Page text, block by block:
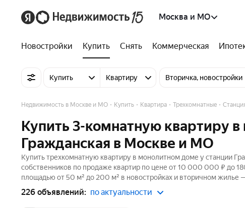
Москва и МО
Новостройки Купить Снять Коммерческая
Купить Квартиру Вторичка, новостройки
Недвижимость в Москве и МО Купить Квартира Трехкомнатные
Купить 3-комнатную квартиру
Гражданская в Москве и МО
Купить трехкомнатную квартиру в монолитном доме у станции
собственников по продаже квартир по цене от 10 000 000 ₽ до
площадью от 50 м² до 200 м² в новостройках и вторичном жилье
226 объявлений: по актуальности